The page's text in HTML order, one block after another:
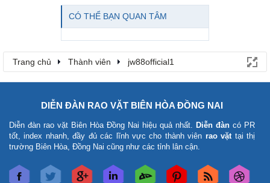
CÓ THỂ BẠN QUAN TÂM
Trang chủ Thành viên jw88official1
DIỄN ĐÀN RAO VẶT BIÊN HÒA ĐỒNG NAI
Diễn đàn rao vặt Biên Hòa Đồng Nai hiệu quả nhất. Diễn đàn có PR
tốt, index nhanh, đầy đủ các lĩnh vực cho thành viên rao vặttại thị
trường Biên Hòa, Đồng Nai cũng như các tỉnh lân cận.